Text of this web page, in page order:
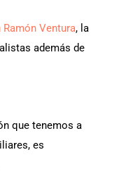
Ventura, la
además de
que tenemos a
es